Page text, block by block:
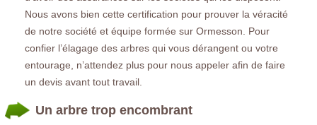
Nous avons bien cette certification pour prouver la véracité
de notre société et équipe formée sur Ormesson. Pour
confier l’élagage des arbres qui vous dérangent ou votre
entourage, n’attendez plus pour nous appeler afin de faire
un devis avant tout travail.
Un arbre trop encombrant